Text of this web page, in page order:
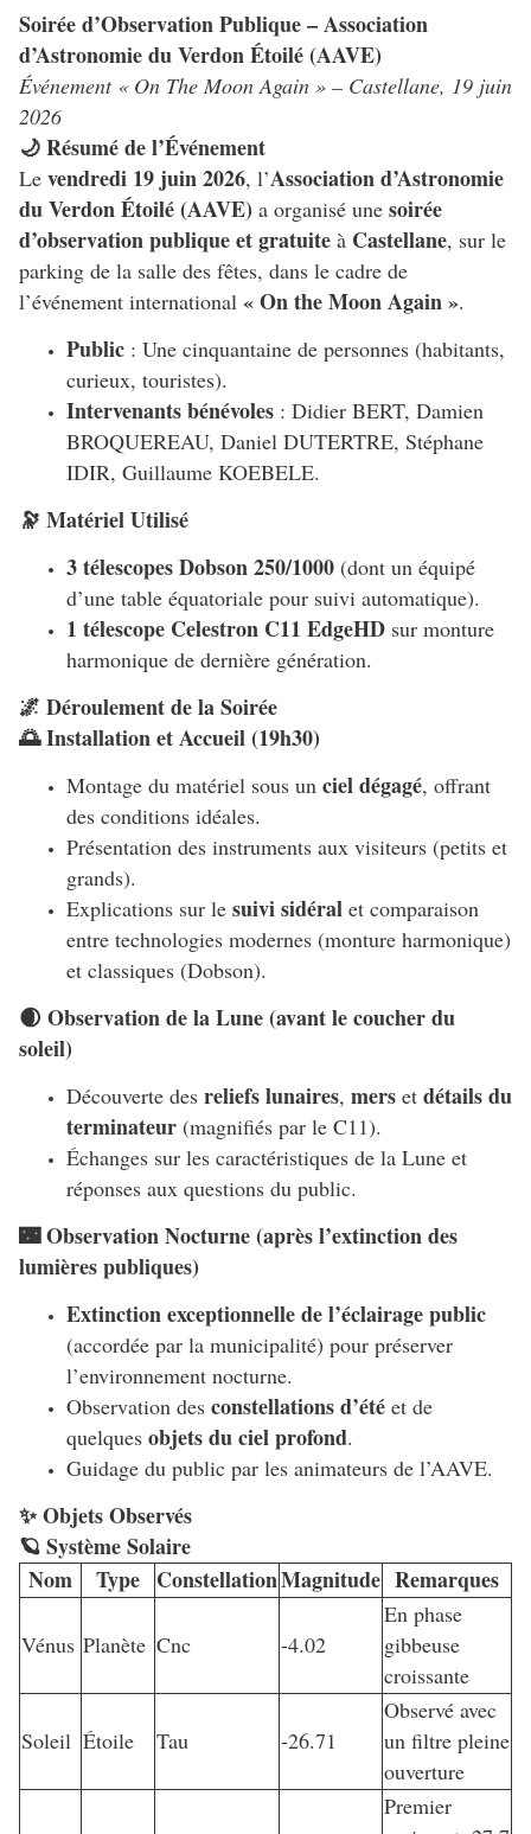
Soirée d’Observation Publique – Association
d’Astronomie du Verdon Étoilé (AAVE)
Événement « On The Moon Again » – Castellane, 19 juin
2026
🌙 Résumé de l’Événement
Le vendredi 19 juin 2026, l’Association d’Astronomie
du Verdon Étoilé (AAVE) a organisé une soirée
d’observation publique et gratuite à Castellane, sur le
parking de la salle des fêtes, dans le cadre de
l’événement international « On the Moon Again ».
Public : Une cinquantaine de personnes (habitants,
curieux, touristes).
Intervenants bénévoles : Didier BERT, Damien
BROQUEREAU, Daniel DUTERTRE, Stéphane
IDIR, Guillaume KOEBELE.
🔭 Matériel Utilisé
3 télescopes Dobson 250/1000 (dont un équipé
d’une table équatoriale pour suivi automatique).
1 télescope Celestron C11 EdgeHD sur monture
harmonique de dernière génération.
🌌 Déroulement de la Soirée
🌅 Installation et Accueil (19h30)
Montage du matériel sous un ciel dégagé, offrant
des conditions idéales.
Présentation des instruments aux visiteurs (petits et
grands).
Explications sur le suivi sidéral et comparaison
entre technologies modernes (monture harmonique)
et classiques (Dobson).
🌒 Observation de la Lune (avant le coucher du
soleil)
Découverte des reliefs lunaires, mers et détails du
terminateur (magnifiés par le C11).
Échanges sur les caractéristiques de la Lune et
réponses aux questions du public.
🌃 Observation Nocturne (après l’extinction des
lumières publiques)
Extinction exceptionnelle de l’éclairage public
(accordée par la municipalité) pour préserver
l’environnement nocturne.
Observation des constellations d’été et de
quelques objets du ciel profond.
Guidage du public par les animateurs de l’AAVE.
✨ Objets Observés
🪐 Système Solaire
Nom
Type ConstellationMagnitude Remarques
Vénus Planète Cnc -4.02
En phase
gibbeuse
croissante
Soleil Étoile Tau -26.71
Observé avec
un filtre pleine
ouverture
Premier